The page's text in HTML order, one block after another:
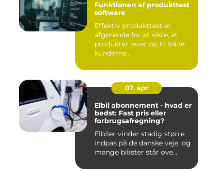
Funktionen af produkttest
software
Effektiv produkttest er
afgørende for at sikre, at
produkter lever op til både
kunderne...
07. apr
Elbil abonnement - hvad er
bedst: Fast pris eller
forbrugsafregning?
Elbiler vinder stadig større
indpas på de danske veje, og
mange bilister står ove...